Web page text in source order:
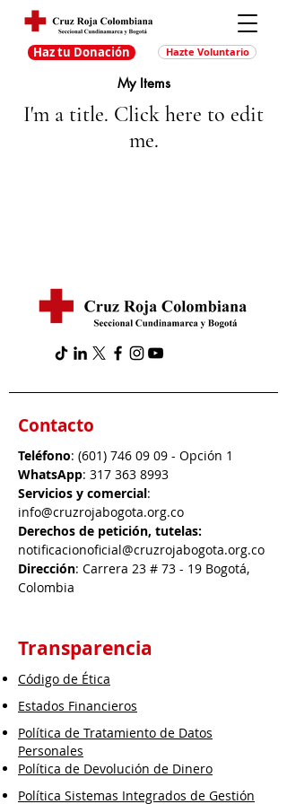
Haz tu Donación Hazte Voluntario
My Items
I'm a title. ​Click here to edit
me.
Contacto
Teléfono: (601) 746 09 09 - Opción 1
WhatsApp: 317 363 8993
Servicios y comercial:
info@cruzrojabogota.org.co
Derechos de petición, tutelas:
notificacionoficial@cruzrojabogota.org.co
Dirección: Carrera 23 # 73 - 19 Bogotá,
Colombia
Transparencia
Código de Ética
Estados Financieros
Política de Tratamiento de Datos
Personales
Política de Devolución de Dinero
Política Sistemas Integrados de Gestión